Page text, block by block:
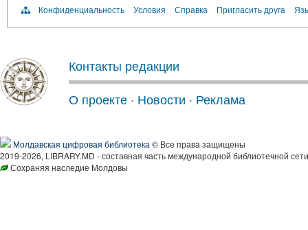
Конфиденциальность Условия Справка Пригласить друга
Контакты редакции
О проекте · Новости · Реклама
Молдавская цифровая библиотека © Все права защищены
2019-2026, LIBRARY.MD - составная часть международной библиотечной
Сохраняя наследие Молдовы